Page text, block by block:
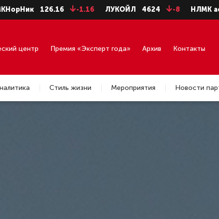
ЛУКОЙЛ 4624 -8 НЛМК ао 73.96 -0.46
центр Премия «Эксперт года» Архив Контакты
Стиль жизни Мероприятия Новости